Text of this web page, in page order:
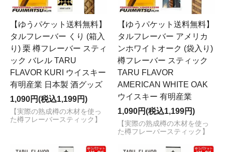
【ゆうパケット送料無料】
タルフレーバー くり (箱入
り) 栗 樽フレーバー スティ
ック バレル TARU
FLAVOR KURI ウイスキー
有明産業 日本製 酒グッズ
1,090円(税込1,199円)
【実際の熟成樽の木材を使っ
た樽フレーバースティック】
【ゆうパケット送料無料】
タルフレーバー アメリカ
ンホワイトオーク (袋入り)
樽フレーバー スティック
TARU FLAVOR
AMERICAN WHITE OAK
ウイスキー 有明産業
1,090円(税込1,199円)
【実際の熟成樽の木材を使っ
た樽フレーバースティック】